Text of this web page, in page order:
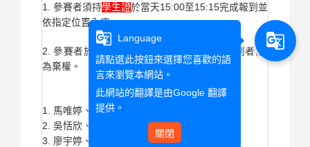
1. 參賽者須持學生證於當天15:00至15:15完成報到並
依指定位置入座。
2. 參賽者於報到時間截止(15:15)前未完成報到者,視
為棄權。
1. 馬唯婷、洪熏屏、陳意淇、孫宜芳
2. 吳恬欣、韓冠羽、張愷芯、吳妍霏
3. 廖宇婷、馮牧琪、陳又瑄、許家馨
g_translate
Language
請點選此按鈕來選擇您喜歡的語
言來瀏覽本網站。
此網站的翻譯是由Google 翻譯
提供。
關閉
g_translate